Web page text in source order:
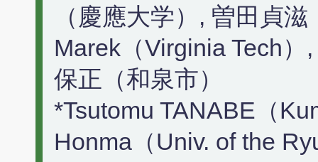
（慶應大学）, 曽田貞
Marek（Virginia Tech
保正（和泉市）
*Tsutomu TANABE（
Honma（Univ. of the